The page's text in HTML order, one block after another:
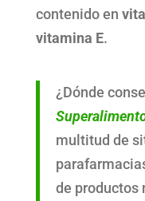
contenido en
vitamina E.
¿Dónde
multitud de
de productos